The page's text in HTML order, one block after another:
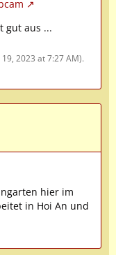
gut aus ...
2023 at 7:27 AM).
hier im
in Hoi An und